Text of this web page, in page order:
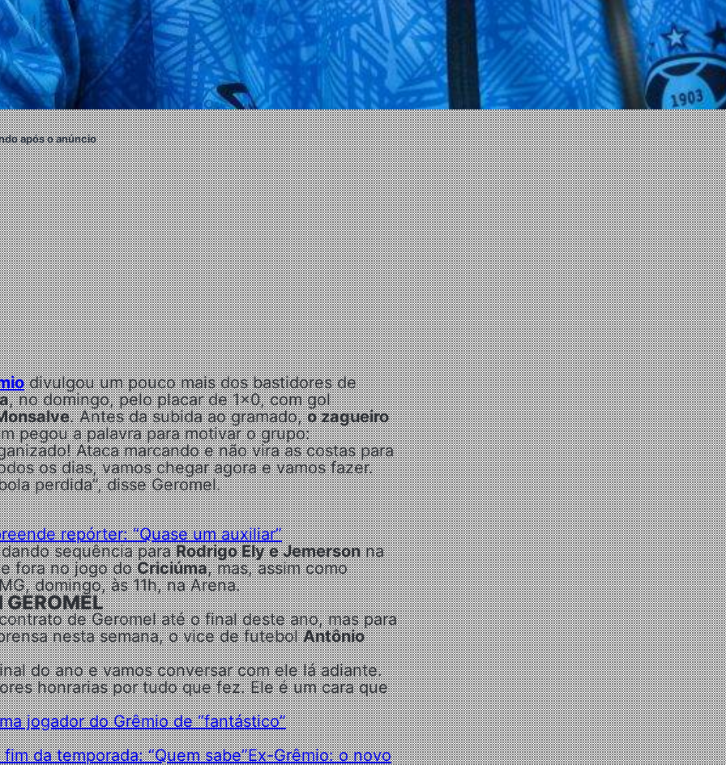
após o anúncio
divulgou um pouco mais dos bastidores de
, no domingo, pelo placar de 1×0, com gol
. Antes da subida ao gramado,o zagueiro
pegou a palavra para motivar o grupo:
Ataca marcando e não vira as costas para
os dias, vamos chegar agora e vamos fazer.
perdida”, disse Geromel.
repórter: “Quase um auxiliar”
sequência paraRodrigo Ely e Jemersonna
fora no jogo doCriciúma, mas, assim como
domingo, às 11h, na Arena.
de Geromel até o final deste ano, mas para
nesta semana, o vice de futebolAntônio
do ano e vamos conversar com ele lá adiante.
honrarias por tudo que fez. Ele é um cara que
jogador do Grêmio de “fantástico”
da temporada: “Quem sabe”Ex-Grêmio: o novo